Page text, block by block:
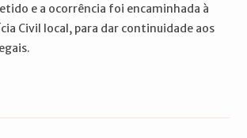
e a ocorrência foi encaminhada à
Civil local, para dar continuidade aos